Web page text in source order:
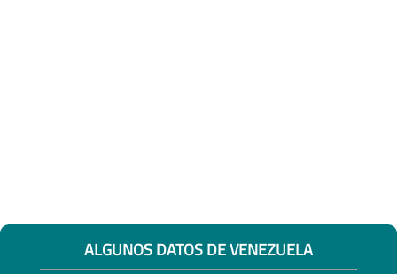
ALGUNOS DATOS DE VENEZUELA